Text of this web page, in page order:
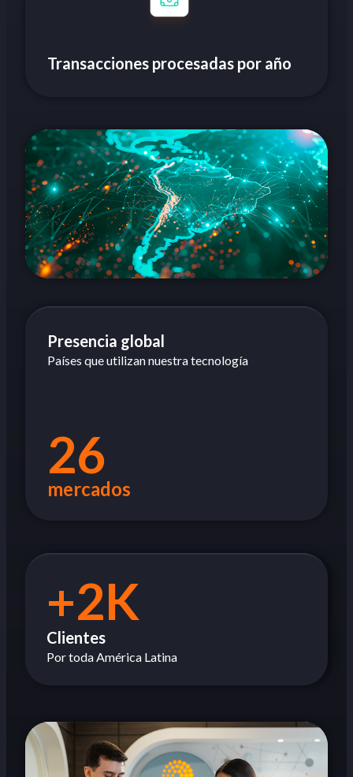
Transacciones procesadas por año
Presencia global
Países que utilizan nuestra tecnología
26
mercados
+2K
Clientes
Por toda América Latina